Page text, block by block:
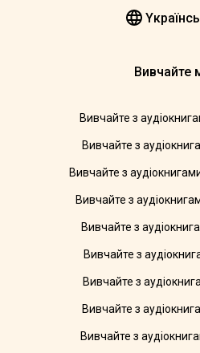
Вивчайте
Вивчайте з
Вивчайте з
Вивчайте з
Вивчайте з
Вивчайте з
Вивчайте з
Вивчайте з
Вивчайте з
Вивчайте з